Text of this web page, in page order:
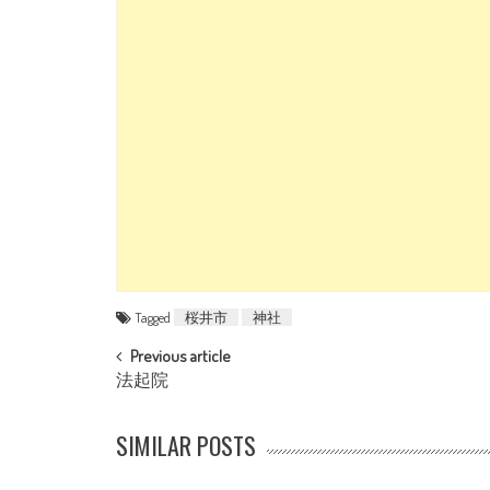
Tagged 桜井市 神社
POST NAVIGATION
Previous article
法起院
SIMILAR POSTS